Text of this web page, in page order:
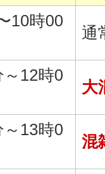
10時00
通
12時0
大
13時0
混